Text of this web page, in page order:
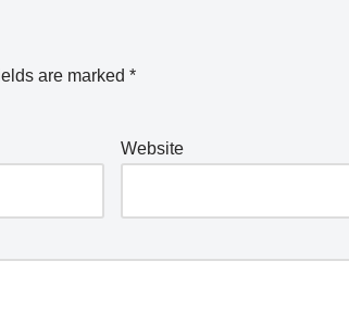
are marked *
Website